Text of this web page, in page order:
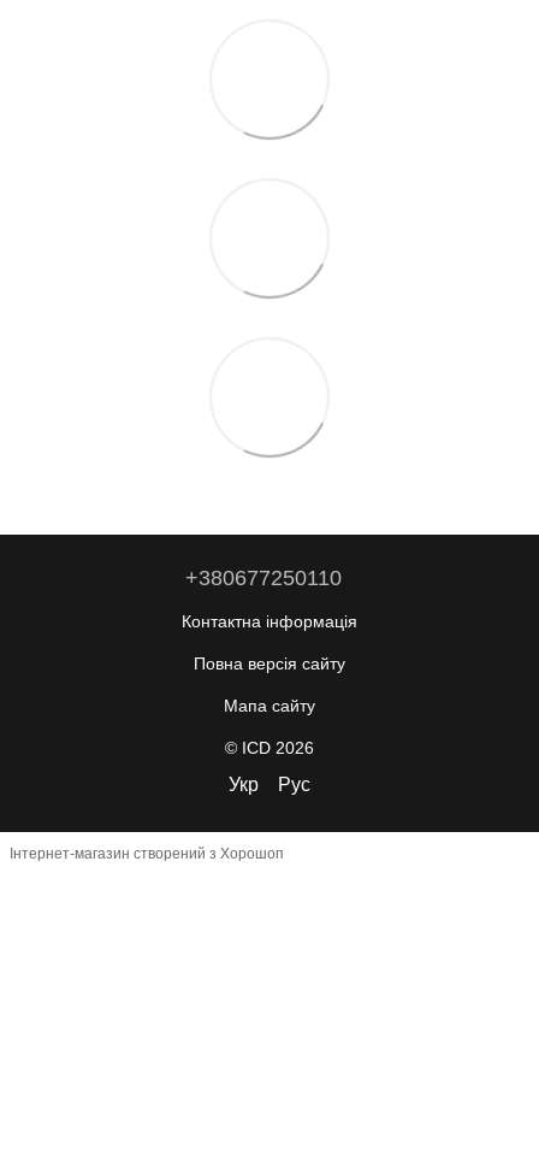
+380677250110
Контактна інформація
Повна версія сайту
Мапа сайту
© ICD 2026
Укр Рус
Інтернет-магазин створений з Хорошоп